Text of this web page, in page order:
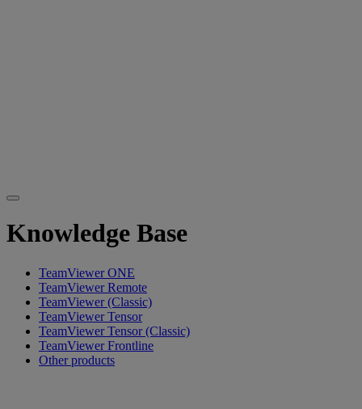
Knowledge Base
TeamViewer ONE
TeamViewer Remote
TeamViewer (Classic)
TeamViewer Tensor
TeamViewer Tensor (Classic)
TeamViewer Frontline
Other products